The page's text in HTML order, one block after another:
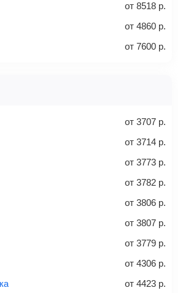
40 кг
от 8518 р.
от 4860 р.
от 7600 р.
от 3707 р.
от 3714 р.
от 3773 р.
от 3782 р.
от 3806 р.
от 3807 р.
от 3779 р.
от 4306 р.
от 4423 р.